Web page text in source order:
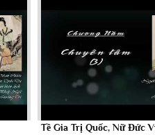
Tề Gia Trị Quốc, Nữ Đức